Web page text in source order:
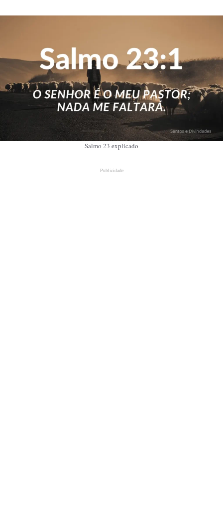
Salmo 23 explicado
Publicidade